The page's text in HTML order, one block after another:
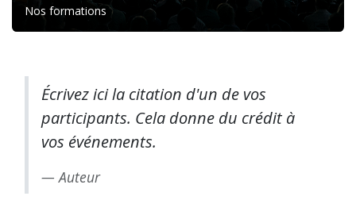
Nos formations
Écrivez ici la citation d'un de vos
participants. Cela donne du crédit à
vos événements.
Auteur